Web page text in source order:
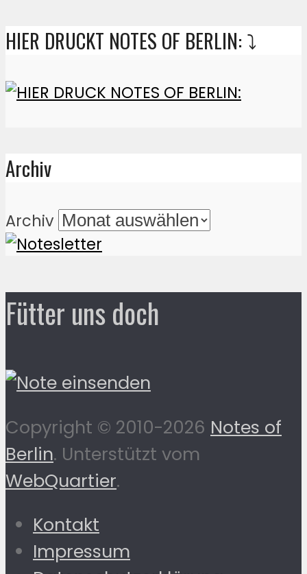
HIER DRUCKT NOTES OF BERLIN: ⤵️
Archiv
Archiv
Fütter uns doch
Copyright © 2010-2026 Notes of
Berlin. Unterstützt vom
WebQuartier.
Kontakt
Impressum